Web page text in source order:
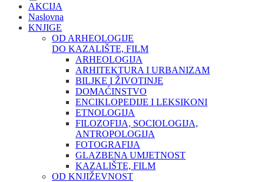
AKCIJA
Naslovna
KNJIGE
OD ARHEOLOGIJE
DO KAZALIŠTE, FILM
ARHEOLOGIJA
ARHITEKTURA I URBANIZAM
BILJKE I ŽIVOTINJE
DOMAĆINSTVO
ENCIKLOPEDIJE I LEKSIKONI
ETNOLOGIJA
FILOZOFIJA, SOCIOLOGIJA,
ANTROPOLOGIJA
FOTOGRAFIJA
GLAZBENA UMJETNOST
KAZALIŠTE, FILM
OD KNJIŽEVNOST